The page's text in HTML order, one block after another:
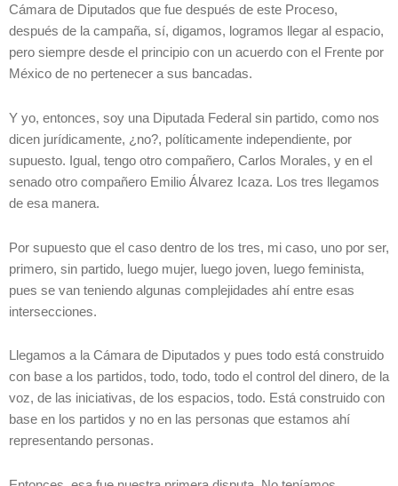
Cámara de Diputados que fue después de este Proceso,
después de la campaña, sí, digamos, logramos llegar al espacio,
pero siempre desde el principio con un acuerdo con el Frente por
México de no pertenecer a sus bancadas.
Y yo, entonces, soy una Diputada Federal sin partido, como nos
dicen jurídicamente, ¿no?, políticamente independiente, por
supuesto. Igual, tengo otro compañero, Carlos Morales, y en el
senado otro compañero Emilio Álvarez Icaza. Los tres llegamos
de esa manera.
Por supuesto que el caso dentro de los tres, mi caso, uno por ser,
primero, sin partido, luego mujer, luego joven, luego feminista,
pues se van teniendo algunas complejidades ahí entre esas
intersecciones.
Llegamos a la Cámara de Diputados y pues todo está construido
con base a los partidos, todo, todo, todo el control del dinero, de la
voz, de las iniciativas, de los espacios, todo. Está construido con
base en los partidos y no en las personas que estamos ahí
representando personas.